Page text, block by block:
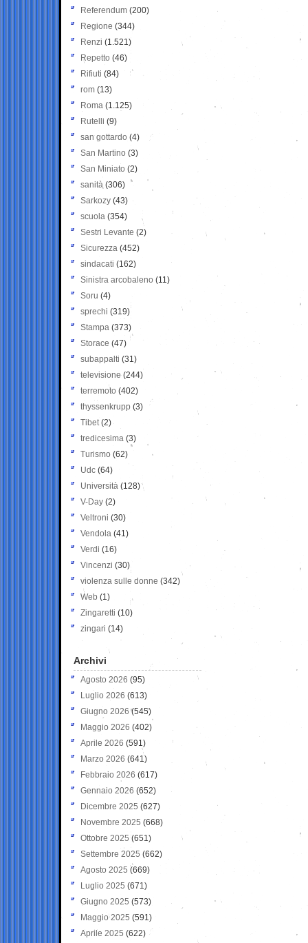
Referendum (200)
Regione (344)
Renzi (1.521)
Repetto (46)
Rifiuti (84)
rom (13)
Roma (1.125)
Rutelli (9)
san gottardo (4)
San Martino (3)
San Miniato (2)
sanità (306)
Sarkozy (43)
scuola (354)
Sestri Levante (2)
Sicurezza (452)
sindacati (162)
Sinistra arcobaleno (11)
Soru (4)
sprechi (319)
Stampa (373)
Storace (47)
subappalti (31)
televisione(244)
terremoto (402)
thyssenkrupp (3)
Tibet(2)
tredicesima (3)
Turismo (62)
Udc (64)
Università (128)
V-Day (2)
Veltroni (30)
Vendola (41)
Verdi (16)
Vincenzi (30)
violenza sulle donne (342)
Web (1)
Zingaretti (10)
zingari (14)
Archivi
Agosto 2026 (95)
Luglio 2026 (613)
Giugno 2026 (545)
Maggio 2026 (402)
Aprile 2026 (591)
Marzo 2026 (641)
Febbraio 2026 (617)
Gennaio 2026 (652)
Dicembre 2025 (627)
Novembre 2025 (668)
Ottobre 2025 (651)
Settembre 2025 (662)
Agosto 2025 (669)
Luglio 2025 (671)
Giugno 2025 (573)
Maggio 2025 (591)
Aprile 2025 (622)